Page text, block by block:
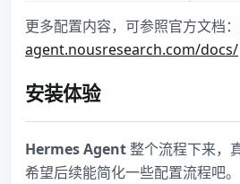
更多配置内容，可参照官方文档：
agent.nousresearch.com/docs/
安装体验
Hermes Agent整个流程下来，
希望后续能简化一些配置流程吧。